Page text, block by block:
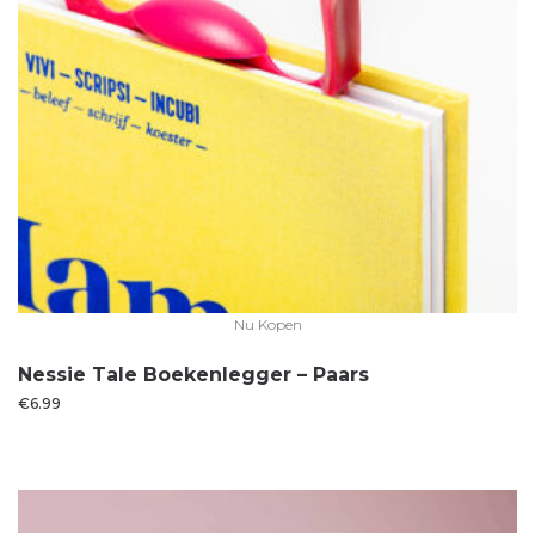
Nu Kopen
Nessie Tale Boekenlegger – Paars
€6.99